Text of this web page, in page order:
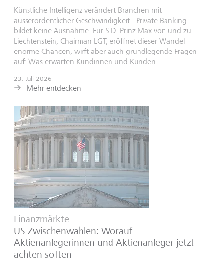
Künstliche Intelligenz verändert Branchen mit
ausserordentlicher Geschwindigkeit - Private Banking
bildet keine Ausnahme. Für S.D. Prinz Max von und zu
Liechtenstein, Chairman LGT, eröffnet dieser Wandel
enorme Chancen, wirft aber auch grundlegende Fragen
auf: Was erwarten Kundinnen und Kunden...
23. Juli 2026
Mehr entdecken
Finanzmärkte
US-Zwischenwahlen: Worauf
Aktienanlegerinnen und Aktienanleger jetzt
achten sollten